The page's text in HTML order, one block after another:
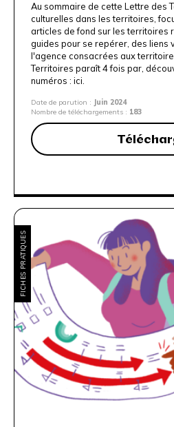
Au sommaire de cette Lettre des
culturelles dans les territoires,
articles de fond sur les territoires
guides pour se repérer, des liens
l'agence consacrées aux
Territoires paraît 4 fois par,
numéros : ici
Date de parution :
Juin 2024
Nombre de téléchargements : 183
FICHES PRATIQUES